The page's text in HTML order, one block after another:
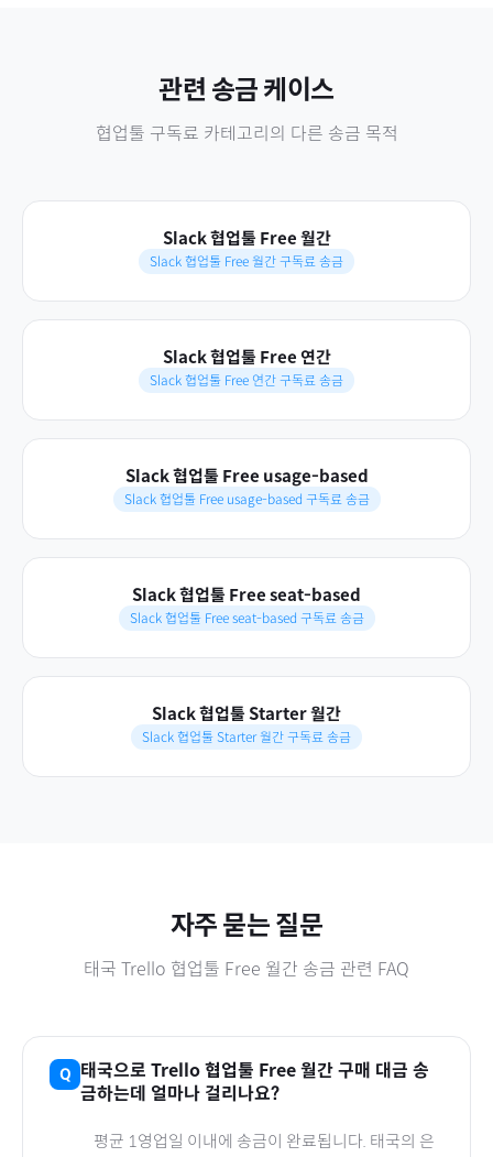
관련 송금 케이스
협업툴 구독료 카테고리의 다른 송금 목적
Slack 협업툴 Free 월간
Slack 협업툴 Free 월간 구독료 송금
Slack 협업툴 Free 연간
Slack 협업툴 Free 연간 구독료 송금
Slack 협업툴 Free usage-based
Slack 협업툴 Free usage-based 구독료 송금
Slack 협업툴 Free seat-based
Slack 협업툴 Free seat-based 구독료 송금
Slack 협업툴 Starter 월간
Slack 협업툴 Starter 월간 구독료 송금
자주 묻는 질문
태국 Trello 협업툴 Free 월간 송금 관련 FAQ
태국으로 Trello 협업툴 Free 월간구매 대금 송
금하는데 얼마나 걸리나요?
평균 1영업일 이내에 송금이 완료됩니다. 태국의 은